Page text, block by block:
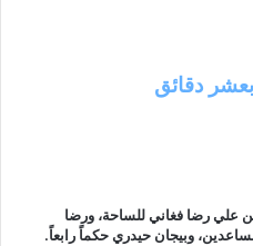
بعشر دقائق
علي رضا فغاني للساحة، ورضا
وبيجان حيدري حكماً رابعاً.